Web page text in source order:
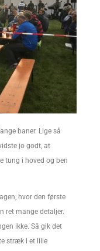
baner. Lige så
jo godt, at
tung i hoved og ben
hvor den første
ret mange detaljer.
ikke. Så gik det
stræk i et lille